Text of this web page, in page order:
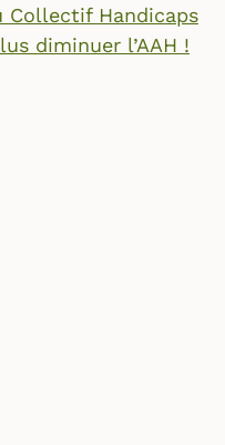
Collectif Handicaps
diminuer l’AAH !